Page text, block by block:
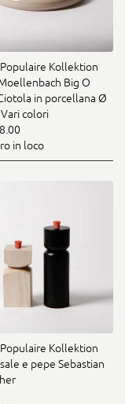
Kollektion
Big O
in porcellana Ø
colori
in loco
Kollektion
e pepe Sebastian